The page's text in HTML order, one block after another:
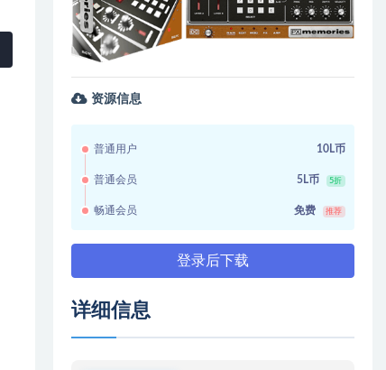
资源信息
普通用户 10L币
普通会员 5L币 5折
畅通会员 免费 推荐
登录后下载
详细信息